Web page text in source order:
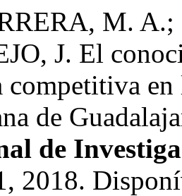
M.
J. El
competitiva en
de
de
2018.